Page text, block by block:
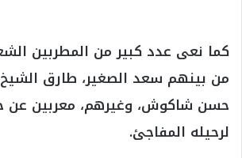
كما نعى عدد كبير من المطربين
من بينهم سعد الصغير، طارق
حسن شاكوش، وغيرهم، معربين عن
لرحيله المفاجئ.